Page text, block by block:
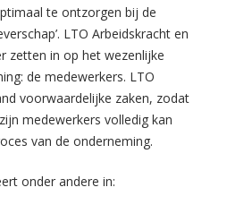
te ontzorgen bij de
LTO Arbeidskracht en
zetten in op het wezenlijke
de medewerkers. LTO
voorwaardelijke zaken, zodat
medewerkers volledig kan
van de onderneming.
onder andere in: